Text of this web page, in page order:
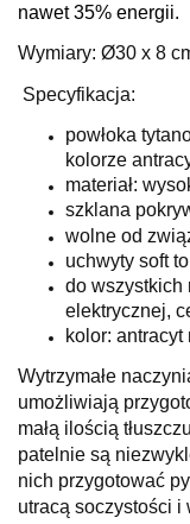
nawet 35% energii.
Wymiary: Ø30 x 8
Specyfikacja:
powłoka
kolorze
materiał:
szklana
wolne od
uchwyty soft
do wszystkich
elektrycznej,
kolor: antracyt
Wytrzymałe
umożliwiają
małą ilością
patelnie są
nich przygotować
utracą soczystości